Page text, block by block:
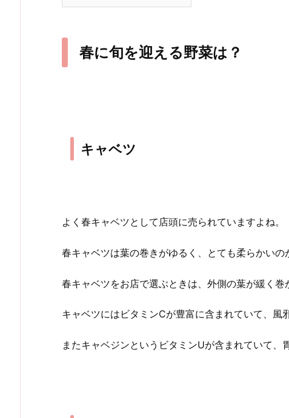
春に旬を迎える野菜は？
キャベツ
よく春キャベツとして店頭に売られていますよね。
春キャベツは葉の巻きがゆるく、とても柔らかいの
春キャベツをお店で選ぶときは、外側の葉が緩く巻
キャベツにはビタミンCが豊富に含まれていて、風
またキャベジンというビタミンUが含まれていて、